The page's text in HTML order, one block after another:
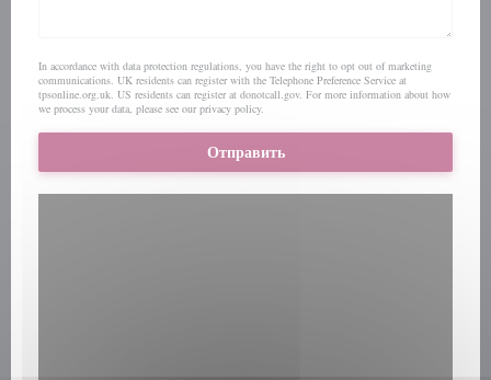
In accordance with data protection regulations, you have the right to opt out of marketing
communications. UK residents can register with the Telephone Preference Service at
tpsonline.org.uk. US residents can register at donotcall.gov. For more information about how
we process your data, please see our privacy policy.